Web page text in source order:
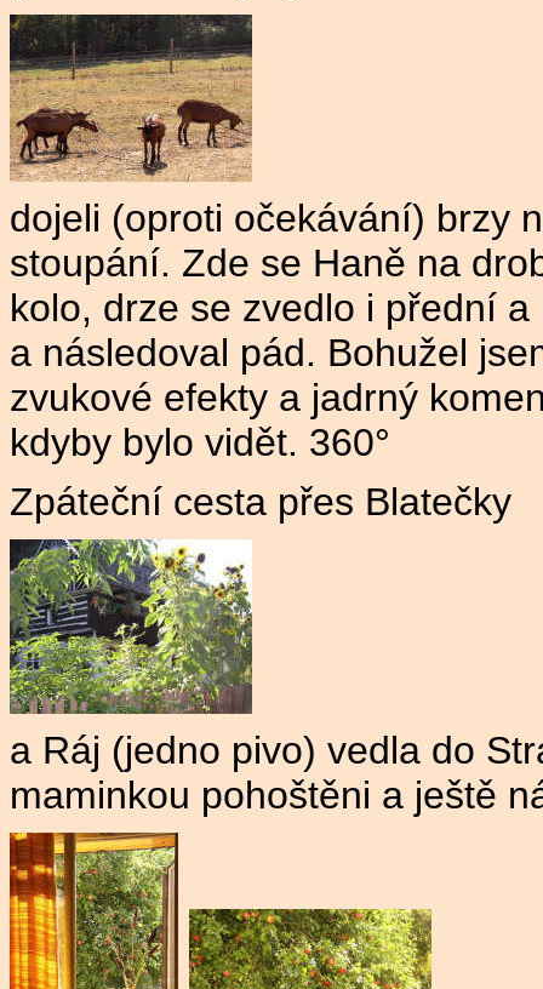
dojeli (oproti očekávání) brzy
stoupání. Zde se Haně na
kolo, drze se zvedlo i přední
a následoval pád. Bohužel
zvukové efekty a jadrný
kdyby bylo vidět. 360°
Zpáteční cesta přes Blatečky
a Ráj (jedno pivo) vedla do
maminkou pohoštěni a ještě